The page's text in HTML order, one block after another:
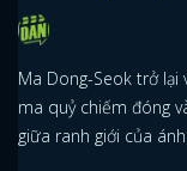
Ma Dong-Seok trở lại
ma quỷ chiếm đóng
giữa ranh giới của